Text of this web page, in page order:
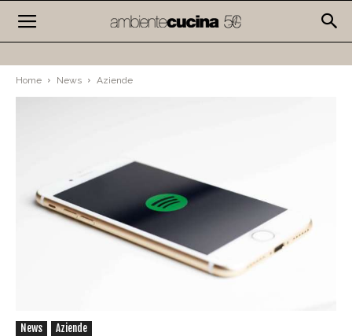
Home News Aziende
News Aziende